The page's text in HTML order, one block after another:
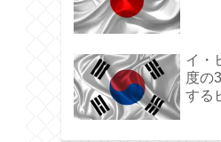
イ・
度の
する